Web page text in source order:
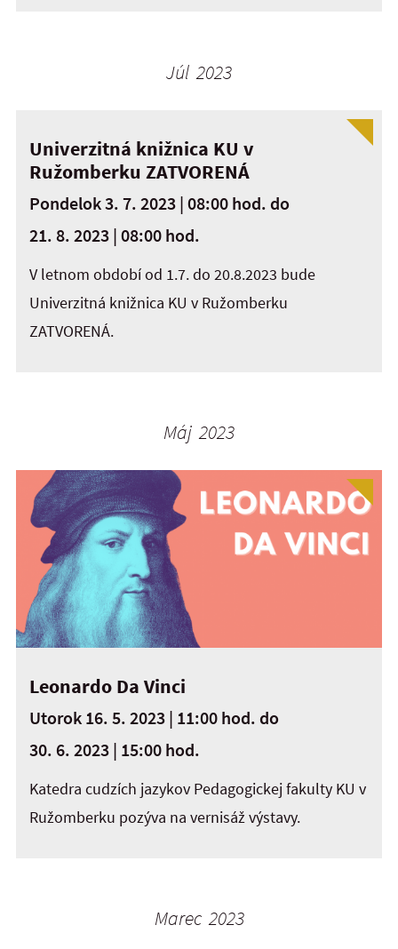
Júl 2023
Univerzitná knižnica KU v
Ružomberku ZATVORENÁ
Pondelok 3. 7. 2023 | 08:00 hod. do
21. 8. 2023 | 08:00 hod.
V letnom období od 1.7. do 20.8.2023 bude
Univerzitná knižnica KU v Ružomberku
ZATVORENÁ.
Máj 2023
Leonardo Da Vinci
Utorok 16. 5. 2023 | 11:00 hod. do
30. 6. 2023 | 15:00 hod.
Katedra cudzích jazykov Pedagogickej fakulty KU v
Ružomberku pozýva na vernisáž výstavy.
Marec 2023